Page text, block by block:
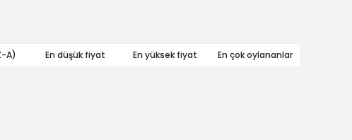
A) En düşük fiyat En yüksek fiyat En çok oylananlar